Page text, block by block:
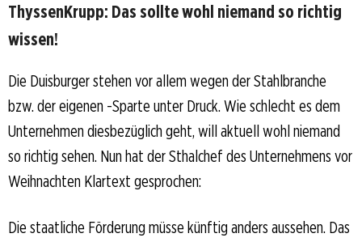
ThyssenKrupp: Das sollte wohl niemand so richtig
wissen!
Die Duisburger stehen vor allem wegen der Stahlbranche
bzw. der eigenen -Sparte unter Druck. Wie schlecht es dem
Unternehmen diesbezüglich geht, will aktuell wohl niemand
so richtig sehen. Nun hat der Sthalchef des Unternehmens vor
Weihnachten Klartext gesprochen:
Die staatliche Förderung müsse künftig anders aussehen. Das